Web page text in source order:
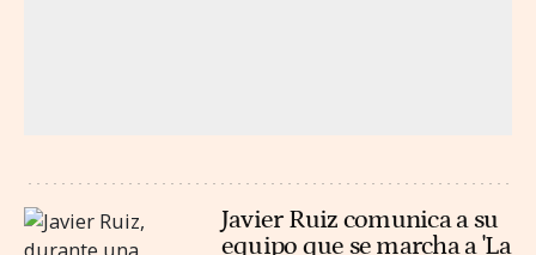
Javier Ruiz comunica a su
equipo que se marcha a 'La